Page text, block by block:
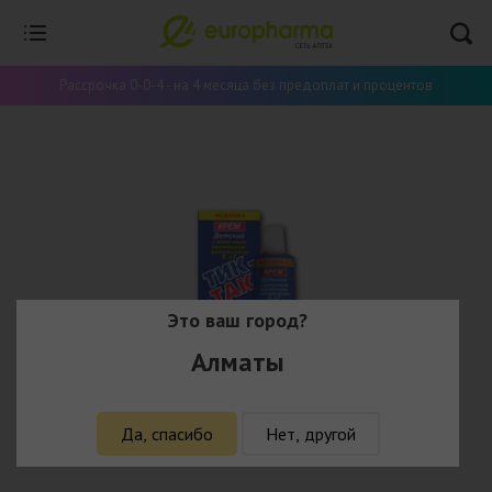
Рассрочка 0-0-4 - на 4 месяца без предоплат и процентов
Это ваш город?
Алматы
Да, спасибо Нет, другой